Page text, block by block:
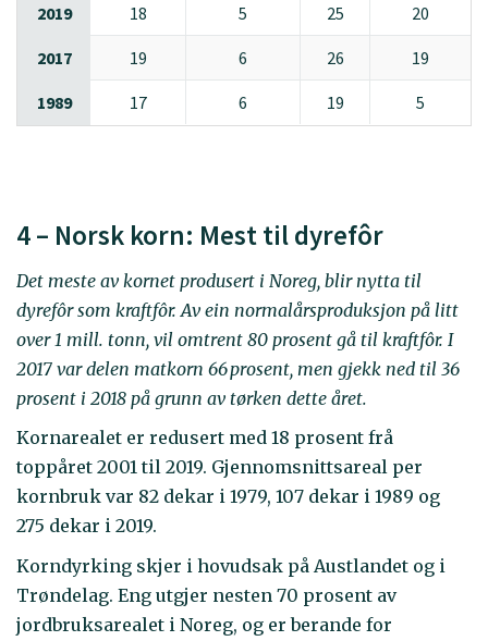
2019 18 5 25 20
2017 19 6 26 19
1989 17 6 19 5
4 – Norsk korn: Mest til dyrefôr
Det meste av kornet produsert i Noreg, blir nytta til
dyrefôr som kraftfôr. Av ein normalårsproduksjon på litt
over 1 mill. tonn, vil omtrent 80 prosent gå til kraftfôr. I
2017 var delen matkorn 66 prosent, men gjekk ned til 36
prosent i 2018 på grunn av tørken dette året.
Kornarealet er redusert med 18 pro­sent frå
toppåret 2001 til 2019. Gjennomsnittsareal per
kornbruk var 82 dekar i 1979, 107 dekar i 1989 og
275 dekar i 2019.
Korndyrking skjer i hovudsak på Austlandet og i
Trøndelag. Eng utgjer nesten 70 prosent av
jordbruksarealet i Noreg, og er berande for